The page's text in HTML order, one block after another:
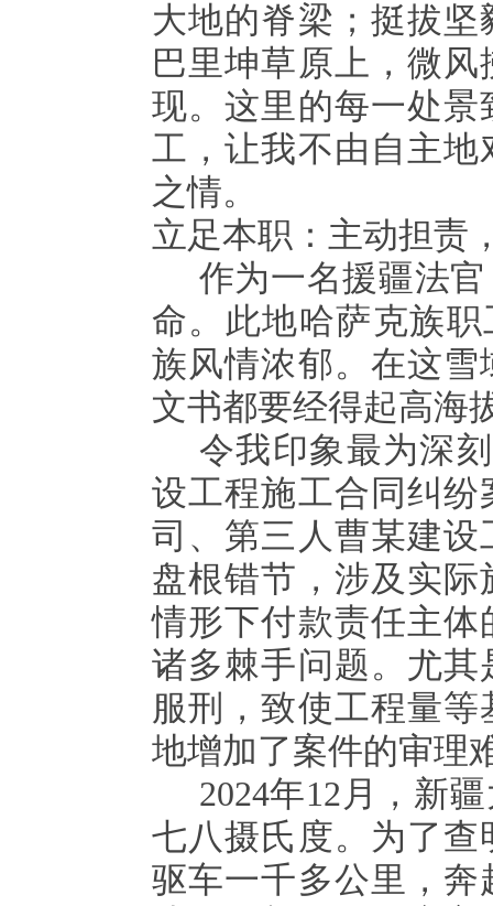
大地的脊梁；挺拔
巴里坤草原上，微
现。这里的每一处
工，让我不由自主
之情。
立足本职：主动担责
作为一名援疆法
命。此地哈萨克族
族风情浓郁。在这
文书都要经得起高海
令我印象最为深
设工程施工合同纠
司、第三人曹某建
盘根错节，涉及实
情形下付款责任主
诸多棘手问题。尤
服刑，致使工程量
地增加了案件的审理
2024年12月，新
七八摄氏度。为了
驱车一千多公里，